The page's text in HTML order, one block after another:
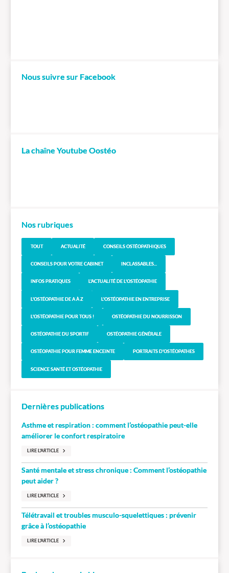
Nous suivre sur Facebook
La chaîne Youtube Oostéo
Nos rubriques
TOUT ACTUALITÉ CONSEILS OSTÉOPATHIQUES
CONSEILS POUR VOTRE CABINET INCLASSABLES...
INFOS PRATIQUES L'ACTUALITÉ DE L'OSTÉOPATHIE
L'OSTÉOPATHIE DE A À Z L'OSTÉOPATHIE EN ENTREPRISE
L'OSTÉOPATHIE POUR TOUS ! OSTÉOPATHIE DU NOURRISSON
OSTÉOPATHIE DU SPORTIF OSTÉOPATHIE GÉNÉRALE
OSTÉOPATHIE POUR FEMME ENCEINTE PORTRAITS D'OSTÉOPATHES
SCIENCE SANTÉ ET OSTÉOPATHIE
Dernières publications
Asthme et respiration : comment l’ostéopathie peut-elle
améliorer le confort respiratoire
LIRE L'ARTICLE
Santé mentale et stress chronique : Comment l’ostéopathie
peut aider ?
LIRE L'ARTICLE
Télétravail et troubles musculo-squelettiques : prévenir
grâce à l’ostéopathie
LIRE L'ARTICLE